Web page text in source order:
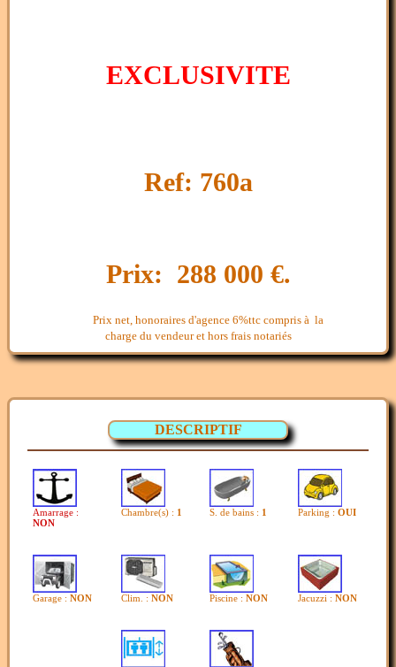
EXCLUSIVITE
Ref: 760a
Prix: 288 000 €.
Prix net, honoraires d'agence 6%ttc compris à la
charge du vendeur et hors frais notariés
DESCRIPTIF
Amarrage :
NON
Chambre(s) : 1 S. de bains : 1 Parking : OUI
Garage : NON Clim. : NON Piscine : NON Jacuzzi : NON